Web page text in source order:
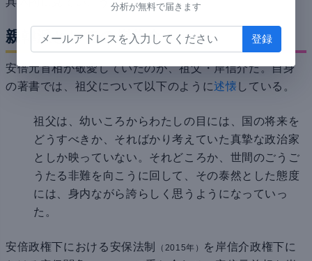
親韓派としての岸信介
安倍元首相が敬愛していたのが、祖父・岸信介だ。自身
の著書では、祖父について以下のように述懐 している。
祖父は、幼いころからわたしの目には、国の将来を
どうすべきか、そればかり考えていた真摯な政治家
としか映っていない。それどころか、世間のごうご
うたる非難を向こうに回して、その泰然とした態度
には、身内ながら誇らしく思うようになっていっ
た。
安倍政権下における安保法制 （2015年）
を岸信介政権下に
分析が無料で届きます